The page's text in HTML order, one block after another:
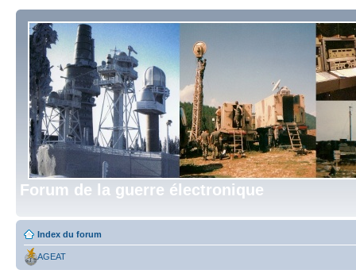
Forum de la guerre électronique
Index du forum
AGEAT